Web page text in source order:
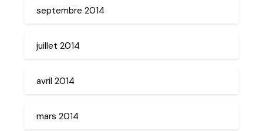
septembre 2014
juillet 2014
avril 2014
mars 2014